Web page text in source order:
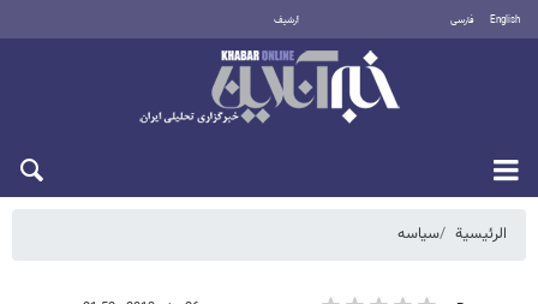
English فارسی أرشيف
الرئيسية سیاسه